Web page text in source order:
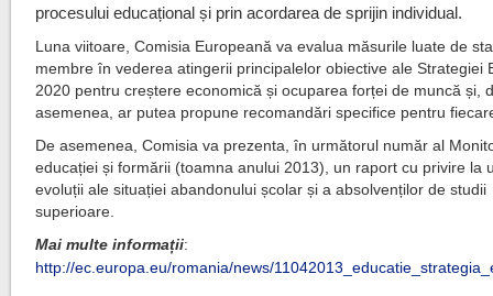
procesului educațional și prin acordarea de sprijin individual.
Luna viitoare, Comisia Europeană va evalua măsurile luate de
membre în vederea atingerii principalelor obiective ale Strategiei
2020 pentru creștere economică și ocuparea forței de muncă și,
asemenea, ar putea propune recomandări specifice pentru
De asemenea, Comisia va prezenta, în următorul număr al
educației și formării (toamna anului 2013), un raport cu privire la
evoluții ale situației abandonului școlar și a absolvenților de studii
superioare.
Mai multe informații:
http://ec.europa.eu/romania/news/